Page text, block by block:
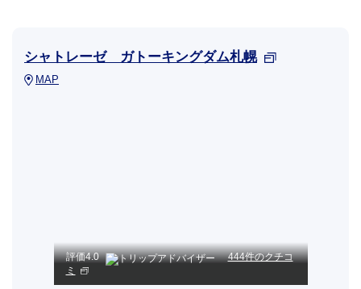
シャトレーゼ ガトーキングダム札幌
MAP
評価4.0
444件のクチコ
ミ